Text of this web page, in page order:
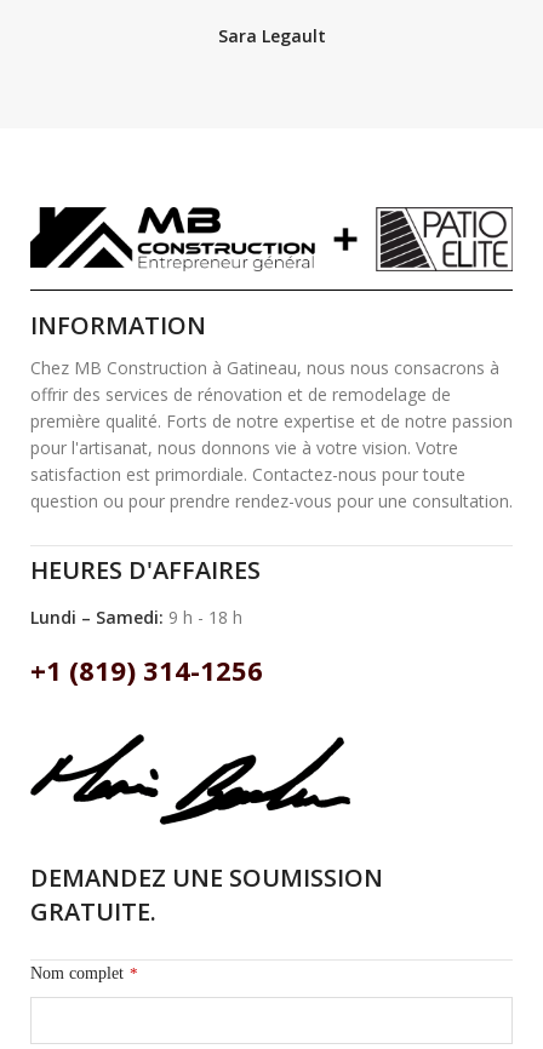
Sara Legault
INFORMATION
Chez MB Construction à Gatineau, nous nous consacrons à
offrir des services de rénovation et de remodelage de
première qualité. Forts de notre expertise et de notre passion
pour l'artisanat, nous donnons vie à votre vision. Votre
satisfaction est primordiale. Contactez-nous pour toute
question ou pour prendre rendez-vous pour une consultation.
HEURES D'AFFAIRES
Lundi – Samedi: 9 h - 18 h
+1 (819) 314-1256
DEMANDEZ UNE SOUMISSION
GRATUITE.
Nom complet *